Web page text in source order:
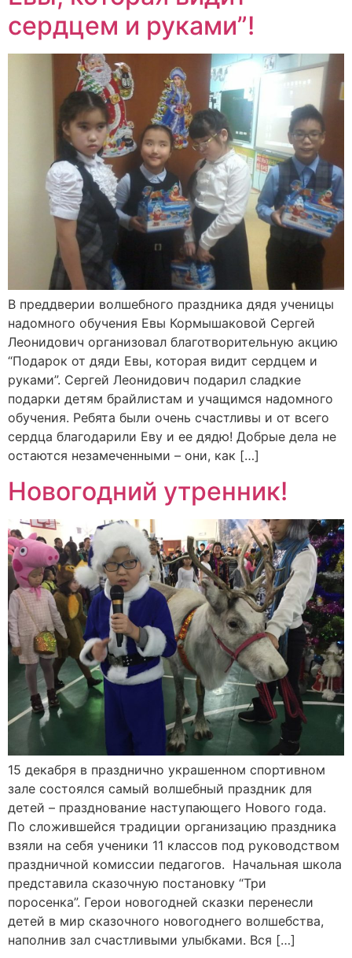
сердцем и руками”!
В преддверии волшебного праздника дядя ученицы
надомного обучения Евы Кормышаковой Сергей
Леонидович организовал благотворительную акцию
“Подарок от дяди Евы, которая видит сердцем и
руками”. Сергей Леонидович подарил сладкие
подарки детям брайлистам и учащимся надомного
обучения. Ребята были очень счастливы и от всего
сердца благодарили Еву и ее дядю! Добрые дела не
остаются незамеченными – они, как […]
Новогодний утренник!
15 декабря в празднично украшенном спортивном
зале состоялся самый волшебный праздник для
детей – празднование наступающего Нового года.
По сложившейся традиции организацию праздника
взяли на себя ученики 11 классов под руководством
праздничной комиссии педагогов. Начальная школа
представила сказочную постановку “Три
поросенка”. Герои новогодней сказки перенесли
детей в мир сказочного новогоднего волшебства,
наполнив зал счастливыми улыбками. Вся […]